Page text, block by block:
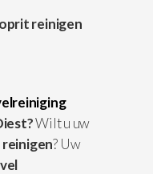
oprit reinigen
Wilt u uw
reinigen? Uw